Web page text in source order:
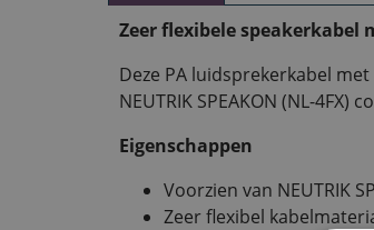
Zeer flexibele speakerkabel
Deze PA luidsprekerkabel
NEUTRIK SPEAKON (NL-4FX)
Eigenschappen
Voorzien van NEUTRIK
Zeer flexibel